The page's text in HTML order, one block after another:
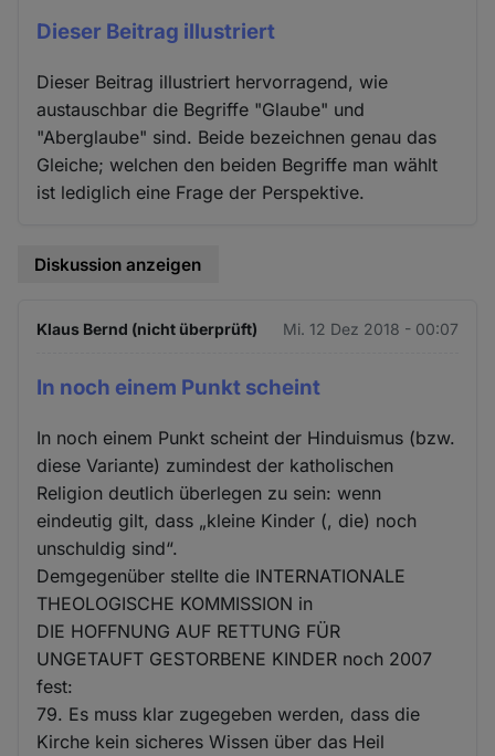
Dieser Beitrag illustriert
Dieser Beitrag illustriert hervorragend, wie
austauschbar die Begriffe "Glaube" und
"Aberglaube" sind. Beide bezeichnen genau das
Gleiche; welchen den beiden Begriffe man wählt
ist lediglich eine Frage der Perspektive.
Diskussion anzeigen
Klaus Bernd (nicht überprüft) Mi. 12 Dez 2018 - 00:07
In noch einem Punkt scheint
In noch einem Punkt scheint der Hinduismus (bzw.
diese Variante) zumindest der katholischen
Religion deutlich überlegen zu sein: wenn
eindeutig gilt, dass „kleine Kinder (, die) noch
unschuldig sind“.
Demgegenüber stellte die INTERNATIONALE
THEOLOGISCHE KOMMISSION in
DIE HOFFNUNG AUF RETTUNG FÜR
UNGETAUFT GESTORBENE KINDER noch 2007
fest:
79. Es muss klar zugegeben werden, dass die
Kirche kein sicheres Wissen über das Heil